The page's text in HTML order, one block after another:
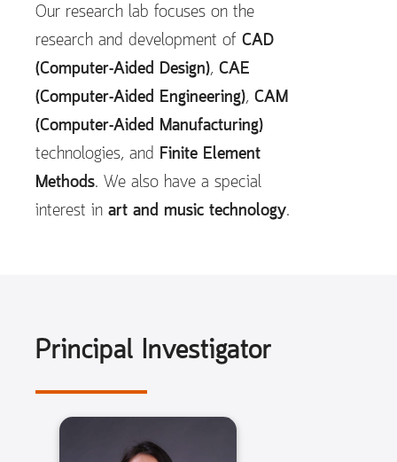
Our research lab focuses on the
research and development of CAD
(Computer-Aided Design), CAE
(Computer-Aided Engineering), CAM
(Computer-Aided Manufacturing)
technologies, and Finite Element
Methods. We also have a special
interest in art and music technology.
Principal Investigator